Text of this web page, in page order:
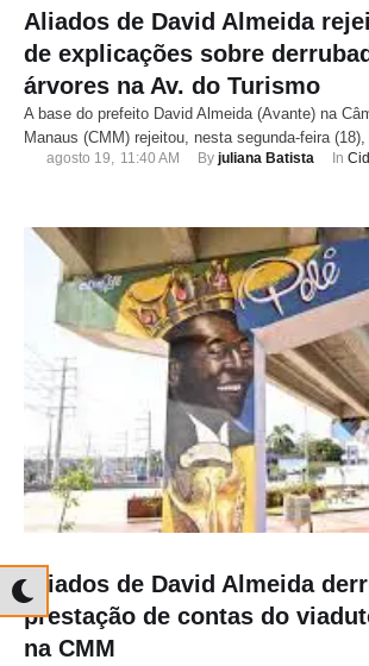
Aliados de David Almeida
de explicações sobre
árvores na Av. do Turismo
A base do prefeito David Almeida (Avante) na
Manaus (CMM) rejeitou, nesta segunda-feira
agosto 19, 11:40 AM By juliana Batista In
Aliados de David Almeida
prestação de contas do
na CMM